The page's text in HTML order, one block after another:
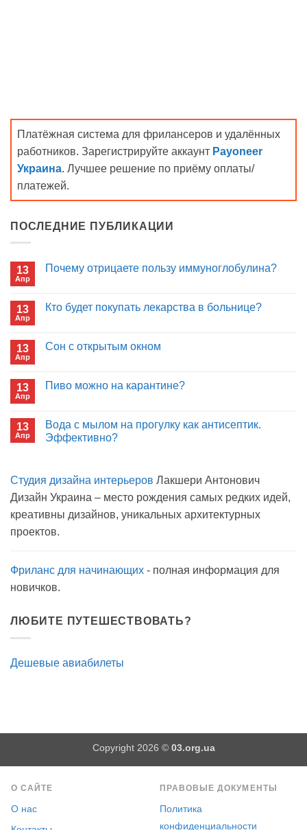
Платёжная система для фрилансеров и удалённых
работников. Зарегистрируйте аккаунт Payoneer
Украина. Лучшее решение по приёму оплаты/
платежей.
ПОСЛЕДНИЕ ПУБЛИКАЦИИ
13
Апр
Почему отрицаете пользу иммуноглобулина?
Почему
13
Апр
Кто будет покупать лекарства в больнице?
Кто
в
13
Апр
Сон с открытым окном
Сон
13
Апр
Пиво можно на карантине?
Пиво
можно
13
Апр
Вода с мылом на прогулку как антисептик.
Эффективно?
Вода
мылом
прогулку
антисептик.
Студия дизайна интерьеров Лакшери Антонович
Дизайн Украина – место рождения самых редких идей,
креативны дизайнов, уникальных архитектурных
проектов.
Фриланс для начинающих - полная информация для
новичков.
ЛЮБИТЕ ПУТЕШЕСТВОВАТЬ?
Дешевые авиабилеты
Copyright 2026 © 03.org.ua
О САЙТЕ
О нас
ПРАВОВЫЕ ДОКУМЕНТЫ
Политика
конфиденциальности